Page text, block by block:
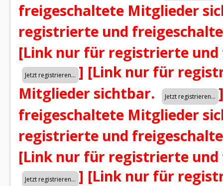
freigeschaltete Mitglieder
registrierte und
[Link nur für registrierte
] [Link nur für
Mitglieder sichtbar.
]
freigeschaltete Mitglieder
registrierte und
[Link nur für registrierte
] [Link nur für